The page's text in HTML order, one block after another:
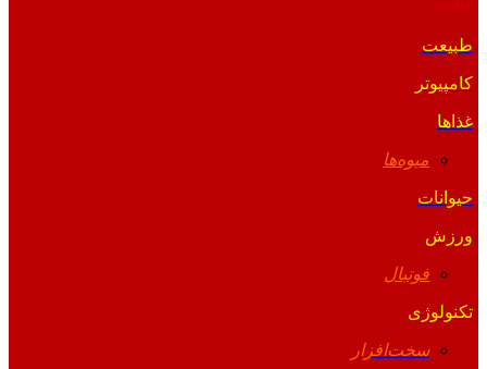
طبیعت
کامپیوتر
غذاها
میوه‌ها
حیوانات
ورزش
فوتبال
تکنولوژی
سخت‌افزار